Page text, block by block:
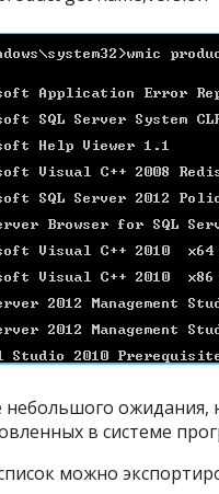
небольшого ожидания,
в системе
можно